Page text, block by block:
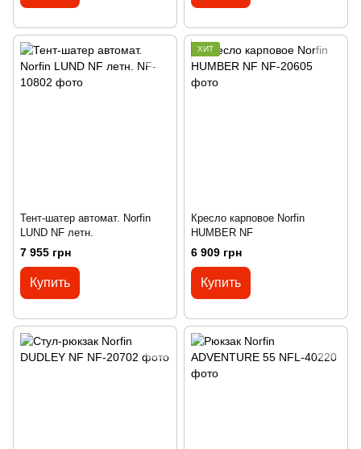
Тент-шатер автомат. Norfin
LUND NF летн.
7 955 грн
Купить
ХИТ
Кресло карповое Norfin
HUMBER NF
6 909 грн
Купить